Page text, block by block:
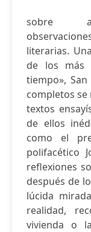
sobre
literarias.
de los más
tiempo»,
completos
textos
de ellos
como el
polifacético
reflexiones
después de
lúcida
realidad,
vivienda o